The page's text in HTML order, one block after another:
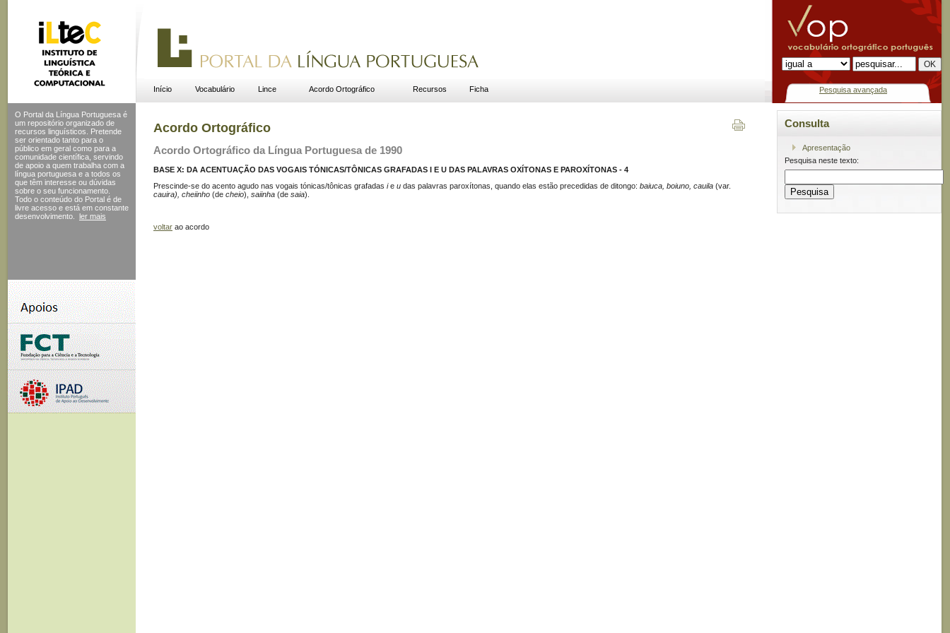
Início Vocabulário Lince Acordo Ortográfico Recursos Ficha Pesquisa avançada
O Portal da Língua Portuguesa é
um repositório organizado de
recursos linguísticos. Pretende
ser orientado tanto para o
público em geral como para a
comunidade científica, servindo
de apoio a quem trabalha com a
língua portuguesa e a todos os
que têm interesse ou dúvidas
sobre o seu funcionamento.
Todo o conteúdo do Portal é de
livre acesso e está em constante
desenvolvimento.
ler mais
Acordo Ortográfico
Acordo Ortográfico da Língua Portuguesa de 1990
BASE X: DA ACENTUAÇÃO DAS VOGAIS TÓNICAS/TÔNICAS GRAFADAS I E U DAS PALAVRAS OXÍTONAS E PAROXÍTONAS - 4
Prescinde-se do acento agudo nas vogais tónicas/tônicas grafadas ie u das palavras paroxítonas, quando elas estão precedidas de ditongo: baiuca, boiuno, cauila (var.
cauira), cheiinho (de cheio), saiinha (de saia).
voltar ao acordo
Consulta
Apresentação
Pesquisa neste texto: